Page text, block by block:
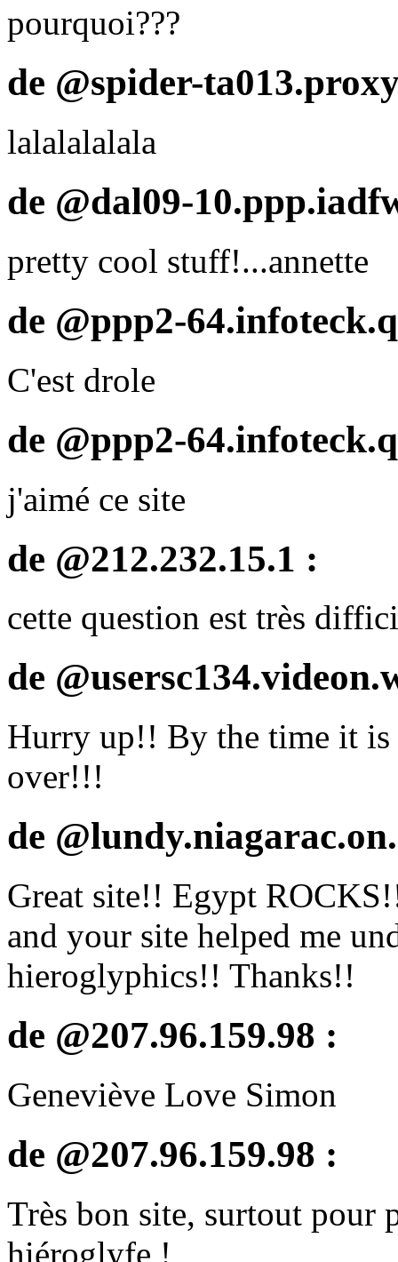
pourquoi???
de @spider-
lalalalalala
de @dal09-
pretty cool stuff!...annette
de @ppp2-
C'est drole
de @ppp2-
j'aimé ce site
de @212.232.15.1 :
cette question est très
de
Hurry up!! By the time it
over!!!
de
Great site!! Egypt
and your site helped me
hieroglyphics!! Thanks!!
de @207.96.159.98 :
Geneviève Love Simon
de @207.96.159.98 :
Très bon site, surtout pour
hiéroglyfe !